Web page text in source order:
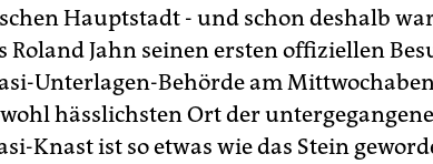
Hauptstadt - und schon deshalb
Roland Jahn seinen ersten offiziellen
Unterlagen-Behörde am
hässlichsten Ort der
Knast ist so etwas wie das Stein